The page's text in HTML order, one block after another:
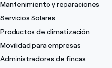
Mantenimiento y reparaciones
Servicios Solares
Productos de climatización
Movilidad para empresas
Administradores de fincas